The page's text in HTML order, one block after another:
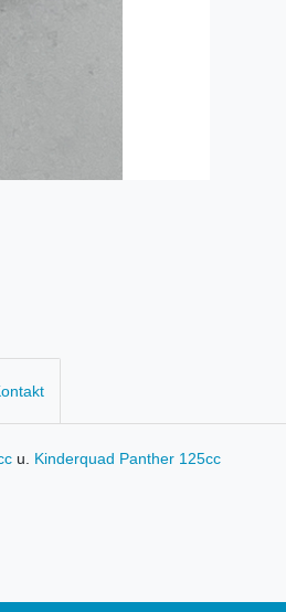
u. Kinderquad Panther 125cc